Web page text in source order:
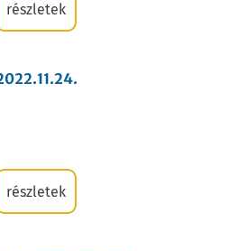
részletek
részletek